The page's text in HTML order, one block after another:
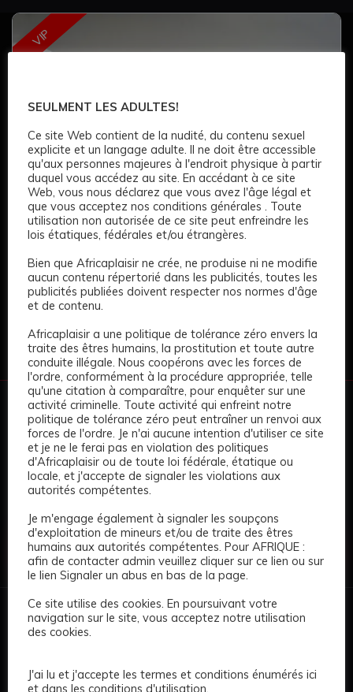
VIP
Amberly
Age: 24 171 CM Long Marron
blond
Cul serré
Complet
SEULMENT LES ADULTES!
Ce site Web contient de la nudité, du contenu sexuel
explicite et un langage adulte. Il ne doit être accessible
qu'aux personnes majeures à l'endroit physique à partir
duquel vous accédez au site. En accédant à ce site
Web, vous nous déclarez que vous avez l'âge légal et
que vous acceptez nos conditions générales . Toute
utilisation non autorisée de ce site peut enfreindre les
lois étatiques, fédérales et/ou étrangères.
Bien que Africaplaisir ne crée, ne produise ni ne modifie
aucun contenu répertorié dans les publicités, toutes les
publicités publiées doivent respecter nos normes d'âge
et de contenu.
Africaplaisir a une politique de tolérance zéro envers la
traite des êtres humains, la prostitution et toute autre
conduite illégale. Nous coopérons avec les forces de
l'ordre, conformément à la procédure appropriée, telle
qu'une citation à comparaître, pour enquêter sur une
activité criminelle. Toute activité qui enfreint notre
politique de tolérance zéro peut entraîner un renvoi aux
forces de l'ordre. Je n'ai aucune intention d'utiliser ce site
et je ne le ferai pas en violation des politiques
d'Africaplaisir ou de toute loi fédérale, étatique ou
locale, et j'accepte de signaler les violations aux
autorités compétentes.
Je m'engage également à signaler les soupçons
d'exploitation de mineurs et/ou de traite des êtres
humains aux autorités compétentes. Pour AFRIQUE :
afin de contacter admin veuillez cliquer sur ce lien ou sur
le lien Signaler un abus en bas de la page.
Ce site utilise des cookies. En poursuivant votre
navigation sur le site, vous acceptez notre utilisation
des cookies.
J'ai lu et j'accepte les termes et conditions énumérés ici
et dans les conditions d'utilisation.
AFRICAPLAISIR • PREMIUM DIRECTORY
Votre visibilité.Votre espace
premium.
Créez votre profil et présentez votre annonce dans un
environnement moderne, discret et professionnel.
+ Publier une annonce
de profils et de destinations en Afrique. Navigation rapide,